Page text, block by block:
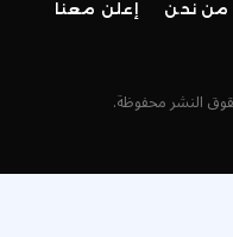
من نحن
إعلن معنا